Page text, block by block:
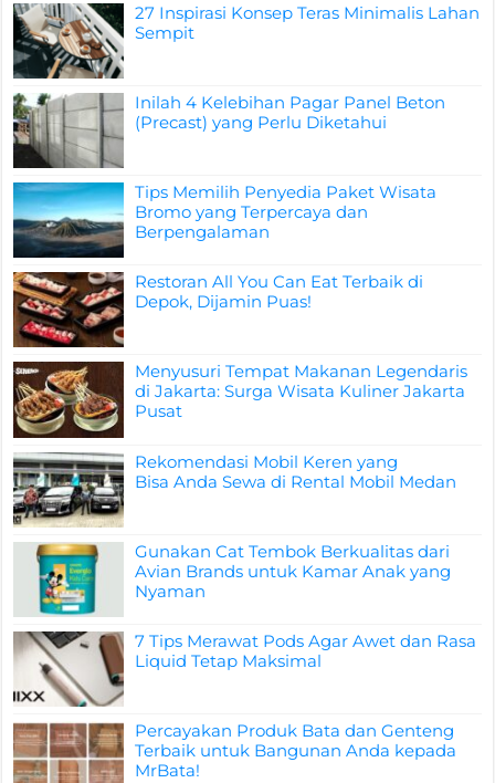
27 Inspirasi Konsep Teras Minimalis Lahan
Sempit
Inilah 4 Kelebihan Pagar Panel Beton
(Precast) yang Perlu Diketahui
Tips Memilih Penyedia Paket Wisata
Bromo yang Terpercaya dan
Berpengalaman
Restoran All You Can Eat Terbaik di
Depok, Dijamin Puas!
Menyusuri Tempat Makanan Legendaris
di Jakarta: Surga Wisata Kuliner Jakarta
Pusat
Rekomendasi Mobil Keren yang
Bisa Anda Sewa di Rental Mobil Medan
Gunakan Cat Tembok Berkualitas dari
Avian Brands untuk Kamar Anak yang
Nyaman
7 Tips Merawat Pods Agar Awet dan Rasa
Liquid Tetap Maksimal
Percayakan Produk Bata dan Genteng
Terbaik untuk Bangunan Anda kepada
MrBata!